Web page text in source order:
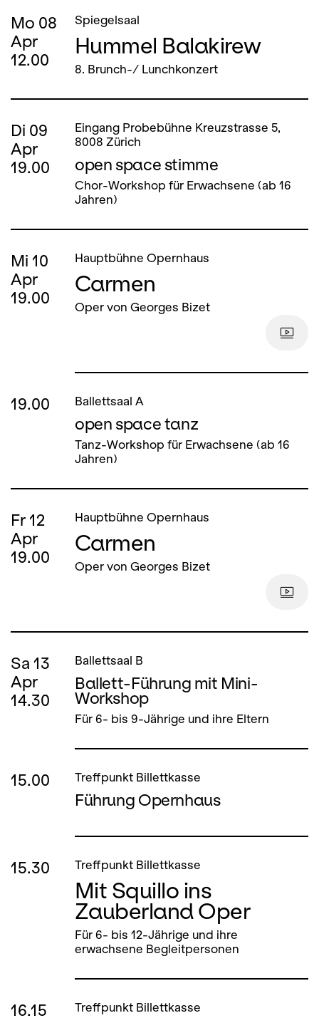
Mo 08
Apr
12.00
Spiegelsaal
Hummel Balakirew
8. Brunch-/ Lunchkonzert
Di 09
Apr
19.00
Eingang Probebühne Kreuzstrasse 5,
8008 Zürich
open space stimme
Chor-Workshop für Erwachsene (ab 16
Jahren)
Mi 10
Apr
19.00
Hauptbühne Opernhaus
Carmen
Oper von Georges Bizet
19.00 Ballettsaal A
open space tanz
Tanz-Workshop für Erwachsene (ab 16
Jahren)
Fr 12
Apr
19.00
Hauptbühne Opernhaus
Carmen
Oper von Georges Bizet
Sa 13
Apr
14.30
Ballettsaal B
Ballett-Führung mit Mini-
Workshop
Für 6- bis 9-Jährige und ihre Eltern
15.00 Treffpunkt Billettkasse
Führung Opernhaus
15.30 Treffpunkt Billettkasse
Mit Squillo ins
Zauberland Oper
Für 6- bis 12-Jährige und ihre
erwachsene Begleitpersonen
16.15 Treffpunkt Billettkasse